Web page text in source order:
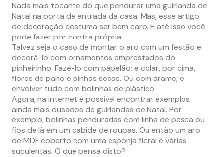
Nada mais tocante do que pendurar uma guirlanda de
Natal na porta de entrada da casa. Mas, esse artigo
de decoração costuma ser bem caro. E até isso você
pode fazer por contra própria.
Talvez seja o caso de montar o aro com um festão e
decorá-lo com ornamentos emprestados do
pinheirinho. Fazê-lo com papelão; e colar, por cima,
flores de pano e pinhas secas. Ou com arame; e
envolver tudo com bolinhas de plástico.
Agora, na internet é possível encontrar exemplos
ainda mais ousados de guirlandas de Natal. Por
exemplo, bolinhas penduradas com linha de pesca ou
fios de lã em um cabide de roupas. Ou então um aro
de MDF coberto com uma esponja floral e várias
suculentas. O que pensa disto?